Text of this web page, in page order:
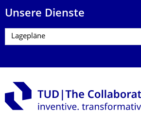
Unsere Dienste